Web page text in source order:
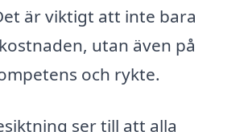
är viktigt att inte bara
utan även på
och rykte.
ser till att alla